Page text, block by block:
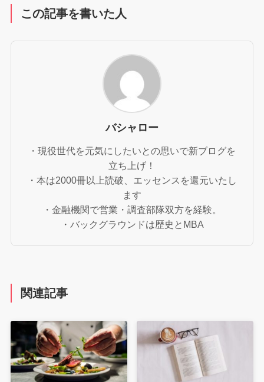
この記事を書いた人
バシャロー
・現役世代を元気にしたいとの思いで新ブログを
立ち上げ！
・本は2000冊以上読破、エッセンスを還元いたし
ます
・金融機関で営業・調査部隊双方を経験。
・バックグラウンドは歴史とMBA
関連記事